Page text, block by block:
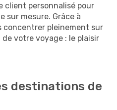
client personnalisé pour
sur mesure. Grâce à
concentrer pleinement sur
votre voyage : le plaisir
destinations de